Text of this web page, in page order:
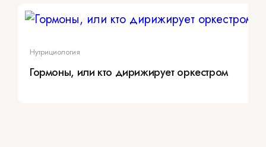
Нутрициология
Гормоны, или кто дирижирует оркестром